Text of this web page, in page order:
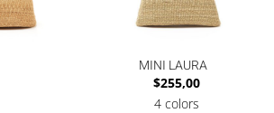
MINI LAURA
$255,00
4 colors